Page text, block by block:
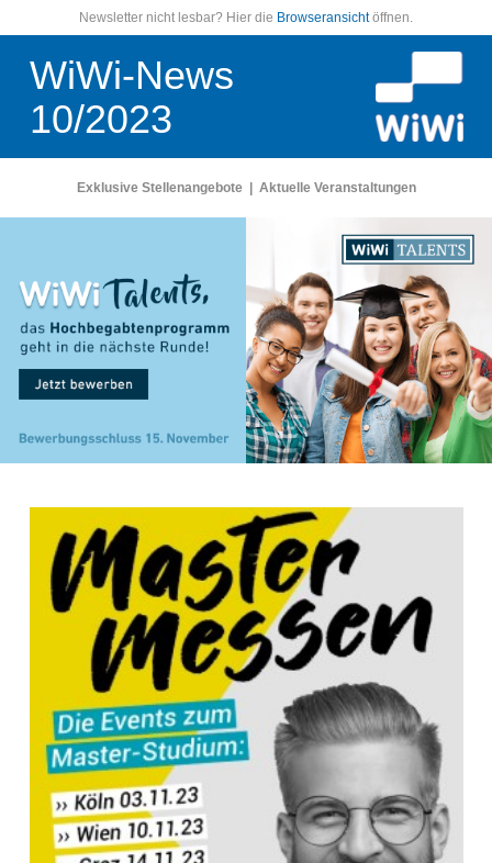
Newsletter nicht lesbar? Hier die Browseransichtöffnen.
WiWi-News
10/2023
Exklusive Stellenangebote| Aktuelle Veranstaltungen